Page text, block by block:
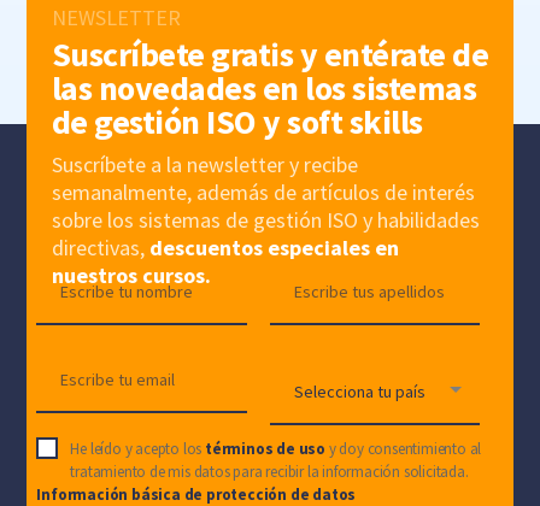
NEWSLETTER
Suscríbete gratis y entérate de
las novedades en los sistemas
de gestión ISO y soft skills
Suscríbete a la newsletter y recibe
semanalmente, además de artículos de interés
sobre los sistemas de gestión ISO y habilidades
directivas, descuentos especiales en
nuestros cursos.
He leído y acepto los términos de uso y doy consentimiento al
tratamiento de mis datos para recibir la información solicitada.
Información básica de protección de datos